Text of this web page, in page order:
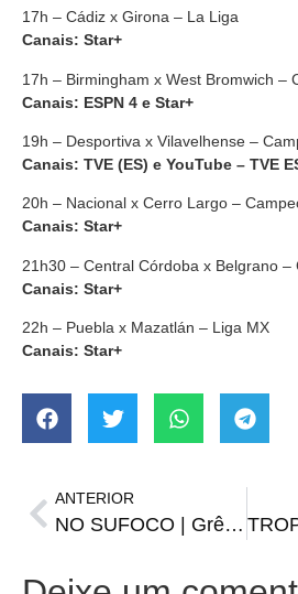
17h – Cádiz x Girona – La Liga
Canais: Star+
17h – Birmingham x West Bromwich –
Canais: ESPN 4 e Star+
19h – Desportiva x Vilavelhense –
Canais: TVE (ES) e YouTube – TVE
20h – Nacional x Cerro Largo –
Canais: Star+
21h30 – Central Córdoba x Belgrano –
Canais: Star+
22h – Puebla x Mazatlán – Liga MX
Canais: Star+
ANTERIOR
NO SUFOCO | Grêmio abre 3 a 0 e quase cede o empate com o Juventude